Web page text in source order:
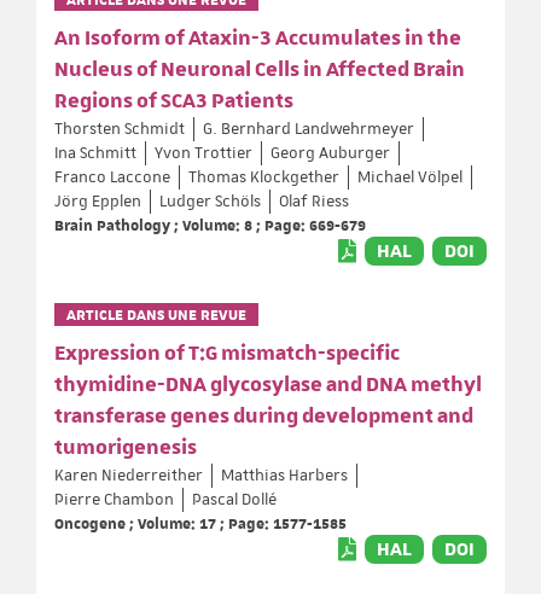
An Isoform of Ataxin-3 Accumulates in the
Nucleus of Neuronal Cells in Affected Brain
Regions of SCA3 Patients
Thorsten Schmidt
G. Bernhard Landwehrmeyer
Ina Schmitt
Yvon Trottier
Georg Auburger
Franco Laccone
Thomas Klockgether
Michael Völpel
Jörg Epplen
Ludger Schöls
Olaf Riess
Brain Pathology ; Volume: 8 ; Page: 669-679
HAL DOI
ARTICLE DANS UNE REVUE
Expression of T:G mismatch-specific
thymidine-DNA glycosylase and DNA methyl
transferase genes during development and
tumorigenesis
Karen Niederreither
Matthias Harbers
Pierre Chambon
Pascal Dollé
Oncogene ; Volume: 17 ; Page: 1577-1585
HAL DOI